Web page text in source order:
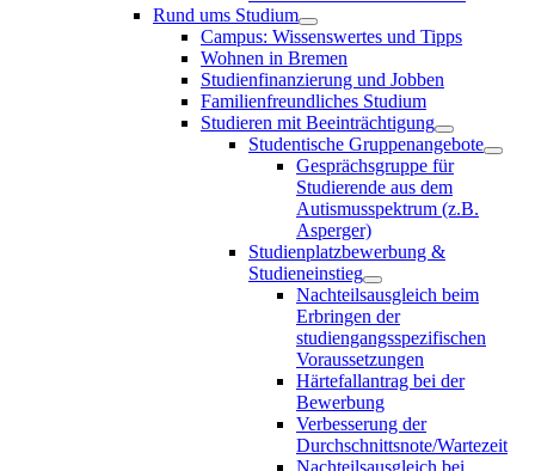
Rund ums Studium
Campus: Wissenswertes und Tipps
Wohnen in Bremen
Studienfinanzierung und Jobben
Familienfreundliches Studium
Studieren mit Beeinträchtigung
Studentische Gruppenangebote
Gesprächsgruppe für
Studierende aus dem
Autismusspektrum (z.B.
Asperger)
Studienplatzbewerbung &
Studieneinstieg
Nachteilsausgleich beim
Erbringen der
studiengangsspezifischen
Voraussetzungen
Härtefallantrag bei der
Bewerbung
Verbesserung der
Durchschnittsnote/Wartezeit
Nachteilsausgleich bei